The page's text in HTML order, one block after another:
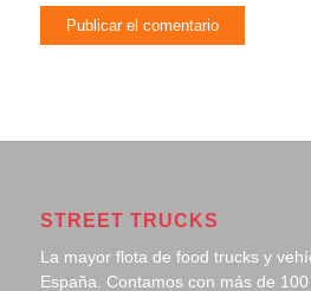
STREET TRUCKS
La mayor flota de food trucks y
España. Contamos con más de